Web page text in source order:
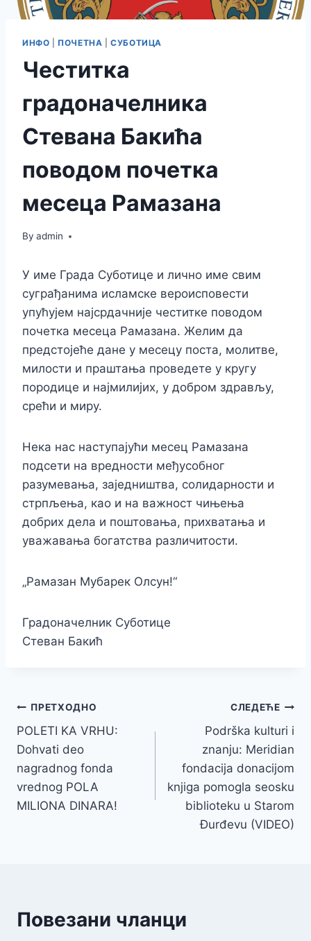
ИНФО ПОЧЕТНА |СУБОТИЦА
Честитка
градоначелника
Стевана Бакића
поводом почетка
месеца Рамазана
By admin
У име Града Суботице и лично име свим
суграђанима исламске вероисповести
упућујем најсрдачније честитке поводом
почетка месеца Рамазана. Желим да
предстојеће дане у месецу поста, молитве,
милости и праштања проведете у кругу
породице и најмилијих, у добром здрављу,
срећи и миру.
Нека нас наступајући месец Рамазана
подсети на вредности међусобног
разумевања, заједништва, солидарности и
стрпљења, као и на важност чињења
добрих дела и поштовања, прихватања и
уважавања богатства различитости.
„Рамазан Мубарек Олсун!“
Градоначелник Суботице
Стеван Бакић
Кретање
чланка
ПРЕТХОДНО
POLETI KA VRHU:
Dohvati deo
nagradnog fonda
vrednog POLA
MILIONA DINARA!
СЛЕДЕЋЕ
Podrška kulturi i
znanju: Meridian
fondacija donacijom
knjiga pomogla seosku
biblioteku u Starom
Đurđevu (VIDEO)
Повезани чланци